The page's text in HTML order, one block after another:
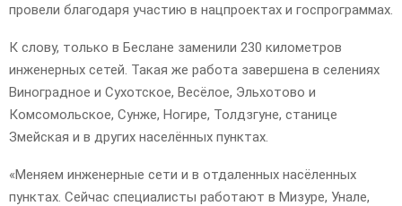
провели благодаря участию в нацпроектах и госпрограммах.
К слову, только в Беслане заменили 230 километров
инженерных сетей. Такая же работа завершена в селениях
Виноградное и Сухотское, Весёлое, Эльхотово и
Комсомольское, Сунже, Ногире, Толдзгуне, станице
Змейская и в других населённых пунктах.
«Меняем инженерные сети и в отдаленных насёленных
пунктах. Сейчас специалисты работают в Мизуре, Унале,